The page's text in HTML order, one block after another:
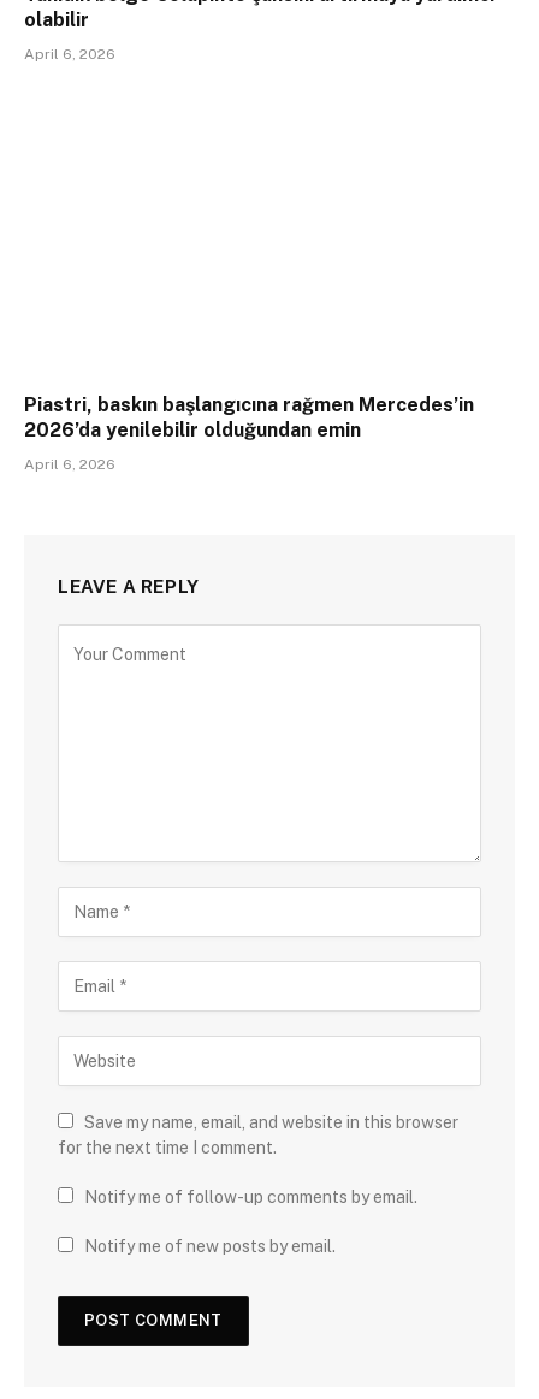
olabilir
April 6, 2026
Piastri, baskın başlangıcına rağmen Mercedes’in
2026’da yenilebilir olduğundan emin
April 6, 2026
LEAVE A REPLY
Save my name, email, and website in this browser
for the next time I comment.
Notify me of follow-up comments by email.
Notify me of new posts by email.